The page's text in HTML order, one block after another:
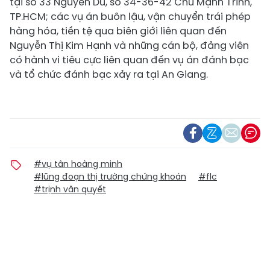
TP.HCM; các vụ án buôn lậu, vận chuyển trái phép
hàng hóa, tiền tệ qua biên giới liên quan đến
Nguyễn Thị Kim Hạnh và những cán bộ, đảng viên
có hành vi tiêu cực liên quan đến vụ án đánh bạc
và tổ chức đánh bạc xảy ra tại An Giang.
#vụ tân hoàng minh
#lũng đoạn thị trường chứng khoán
#flc
#trịnh văn quyết